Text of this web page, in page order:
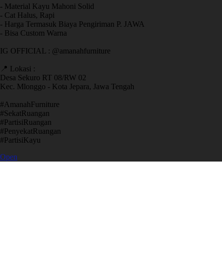
- Material Kayu Mahoni Solid
- Cat Halus, Rapi
- Harga Termasuk Biaya Pengiriman P. JAWA
- Bisa Custom Warna
IG OFFICIAL : @amanahfurniture
📍 Lokasi :
Desa Sekuro RT 08/RW 02
Kec. Mlonggo - Kota Jepara, Jawa Tengah
​#AmanahFurniture
​#SekatRuangan
​#PartisiRuangan
​#PenyekatRuangan
​#PartisiKayu
Open